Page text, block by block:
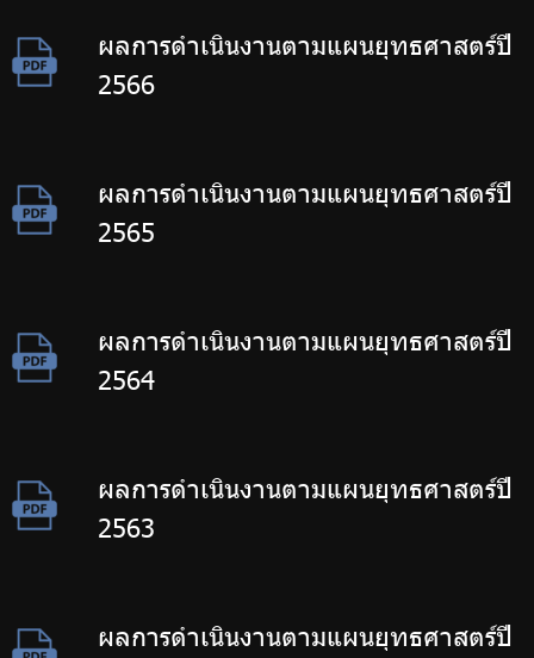
ผลการดำเนินงานตามแผนยุทธศาสตร์ปี
2566
ผลการดำเนินงานตามแผนยุทธศาสตร์ปี
2565
ผลการดำเนินงานตามแผนยุทธศาสตร์ปี
2564
ผลการดำเนินงานตามแผนยุทธศาสตร์ปี
2563
ผลการดำเนินงานตามแผนยุทธศาสตร์ปี